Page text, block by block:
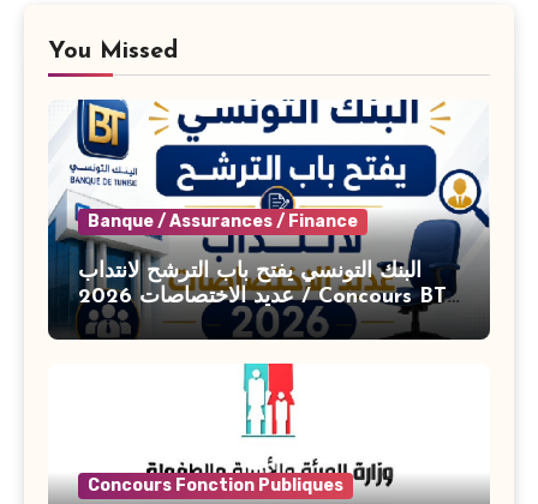
You Missed
Banque / Assurances / Finance
البنك التونسي يفتح باب الترشح لانتداب
عديد الاختصاصات 2026 / Concours BT
Banque de Tunisie 2026
Concours Fonction Publiques